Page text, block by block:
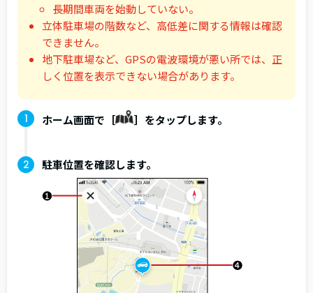
長期間車両を始動していない。
立体駐車場の階数など、高低差に関する情報は確認
できません。
地下駐車場など、GPSの電波環境が悪い所では、正
しく位置を表示できない場合があります。
ホーム画面で［ ］をタップします。
駐車位置を確認します。